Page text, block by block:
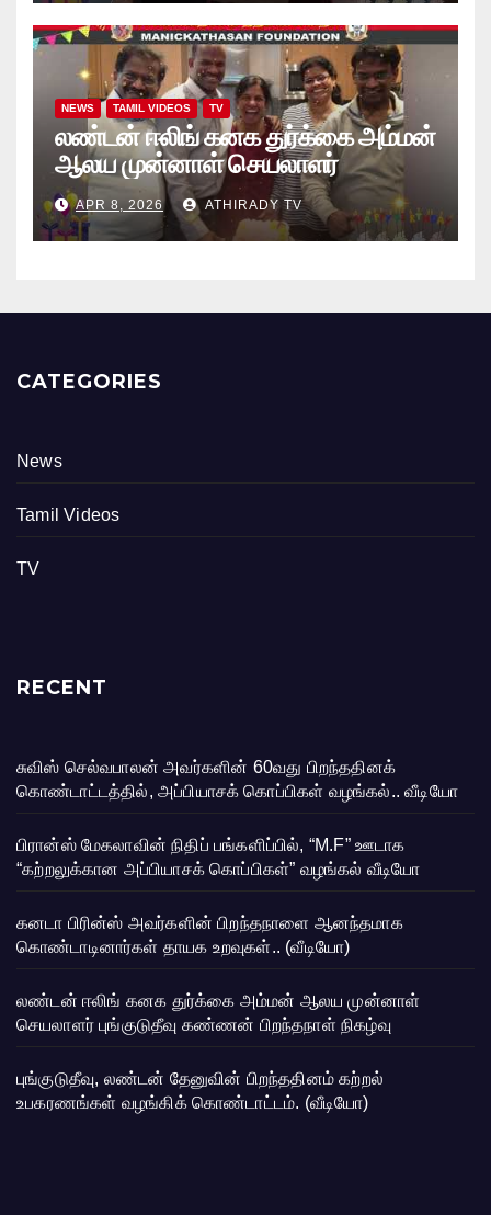
NEWS TAMIL VIDEOS TV
லண்டன் ஈலிங் கனக துர்க்கை அம்மன்
ஆலய முன்னாள் செயலாளர்
புங்குடுதீவு கண்ணன் பிறந்தநாள்
நிகழ்வு
APR 8, 2026 ATHIRADY TV
CATEGORIES
News
Tamil Videos
TV
RECENT
சுவிஸ் செல்வபாலன் அவர்களின் 60வது பிறந்ததினக்
கொண்டாட்டத்தில், அப்பியாசக் கொப்பிகள் வழங்கல்.. வீடியோ
பிரான்ஸ் மேகலாவின் நிதிப் பங்களிப்பில், “M.F” ஊடாக
“கற்றலுக்கான அப்பியாசக் கொப்பிகள்” வழங்கல் வீடியோ
கனடா பிரின்ஸ் அவர்களின் பிறந்தநாளை ஆனந்தமாக
கொண்டாடினார்கள் தாயக உறவுகள்.. (வீடியோ)
லண்டன் ஈலிங் கனக துர்க்கை அம்மன் ஆலய முன்னாள்
செயலாளர் புங்குடுதீவு கண்ணன் பிறந்தநாள் நிகழ்வு
புங்குடுதீவு, லண்டன் தேனுவின் பிறந்ததினம் கற்றல்
உபகரணங்கள் வழங்கிக் கொண்டாட்டம். (வீடியோ)